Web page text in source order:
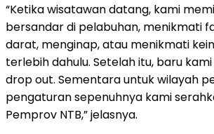
“Ketika wisatawan datang, kami
bersandar di pelabuhan, menikmati
darat, menginap, atau menikmati
terlebih dahulu. Setelah itu, baru
drop out. Sementara untuk wilayah
pengaturan sepenuhnya kami
Pemprov NTB,” jelasnya.